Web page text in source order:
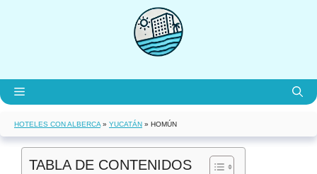
Menú
HOTELES CON ALBERCA » YUCATÁN » HOMÚN
TABLA DE CONTENIDOS